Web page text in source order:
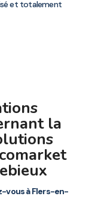
et totalement
la
vous à Flers-en-